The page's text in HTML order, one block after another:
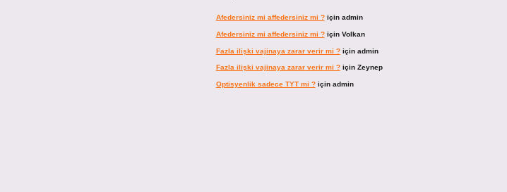
Afedersiniz mi affedersiniz mi ?için admin
Afedersiniz mi affedersiniz mi ?için Volkan
Fazla ilişki vajinaya zarar verir mi ?için admin
Fazla ilişki vajinaya zarar verir mi ?için Zeynep
Optisyenlik sadece TYT mi ?için admin